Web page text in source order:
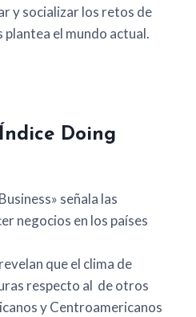
y socializar los retos de
el mundo actual.
Doing
señala las
negocios en los países
que el clima de
respecto al de otros
y Centroamericanos